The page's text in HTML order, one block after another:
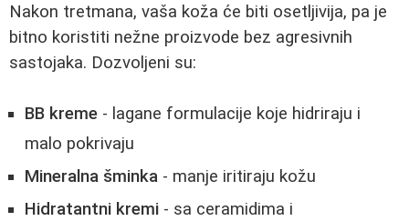
Nakon tretmana, vaša koža će biti osetljivija, pa je
bitno koristiti nežne proizvode bez agresivnih
sastojaka. Dozvoljeni su:
BB kreme - lagane formulacije koje hidriraju i
malo pokrivaju
Mineralna šminka - manje iritiraju kožu
Hidratantni kremi - sa ceramidima i